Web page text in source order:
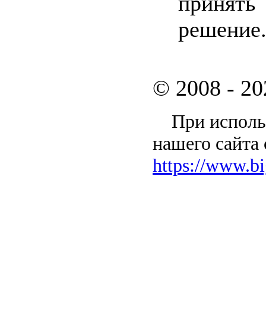
решение.
© 2008 -
При
нашего сайта
https://